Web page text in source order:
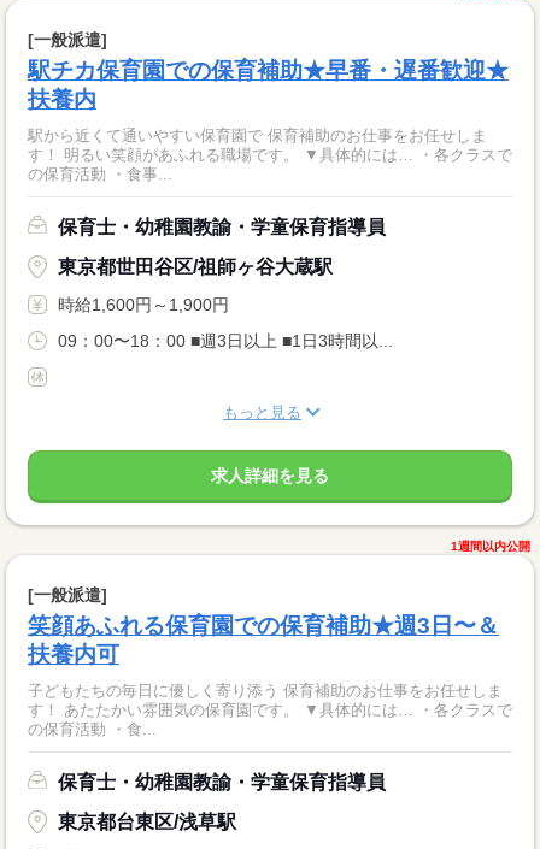
[一般派遣]
駅チカ保育園での保育補助★早番・遅番歓迎★
扶養内
駅から近くて通いやすい保育園で 保育補助のお仕事をお任せしま
す！ 明るい笑顔があふれる職場です。 ▼具体的には… ・各クラスで
の保育活動 ・食事...
保育士・幼稚園教諭・学童保育指導員
東京都世田谷区/祖師ヶ谷大蔵駅
時給1,600円～1,900円
09：00〜18：00 ■週3日以上 ■1日3時間以...
もっと見る
求人詳細を見る
1週間以内公開
[一般派遣]
笑顔あふれる保育園での保育補助★週3日〜＆
扶養内可
子どもたちの毎日に優しく寄り添う 保育補助のお仕事をお任せしま
す！ あたたかい雰囲気の保育園です。 ▼具体的には… ・各クラスで
の保育活動 ・食...
保育士・幼稚園教諭・学童保育指導員
東京都台東区/浅草駅